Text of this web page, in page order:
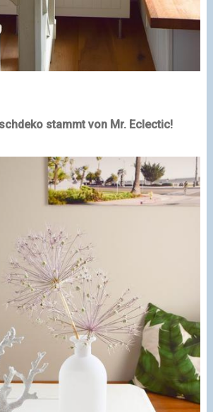
stammt von Mr. Eclectic!